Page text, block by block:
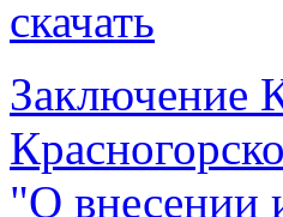
скачать
Заключение
"О внесении